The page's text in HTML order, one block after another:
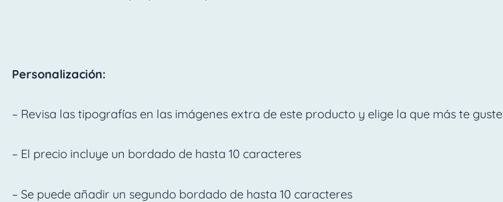
Personalización:
– Revisa las tipografías en las imágenes extra de este producto y elige la que más te guste
– El precio incluye un bordado de hasta 10 caracteres
– Se puede añadir un segundo bordado de hasta 10 caracteres